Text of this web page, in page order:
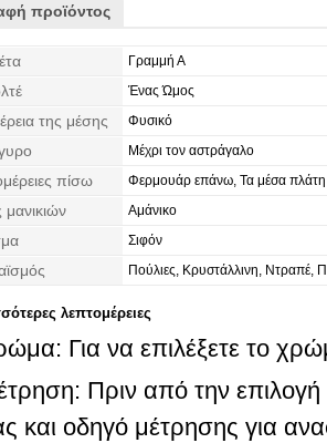
προϊόντος
Γραμμή Α
Ένας Ώμος
της μέσης Φυσικό
Μέχρι τον αστράγαλο
πίσω Φερμουάρ επάνω, Τα μέσα πλάτη
μανικιών Αμάνικο
Σιφόν
Πούλιες, Κρυστάλλινη, Ντραπέ,
λεπτομέρειες
Για να επιλέξετε το
Πριν από την
και οδηγό μέτρησης για